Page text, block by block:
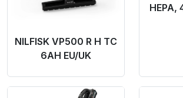
NILFISK VP500 R H TC
6AH EU/UK
HEPA,